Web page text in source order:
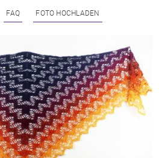
FAQ FOTO HOCHLADEN